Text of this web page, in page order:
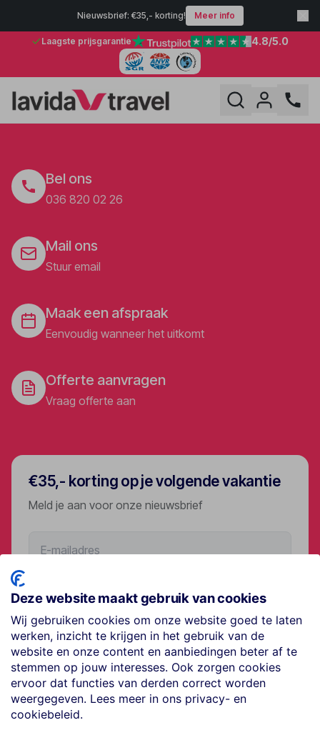
Nieuwsbrief: €35,- korting! Meer info
Laagste prijsgarantie 4.8/5.0
Bel ons
036 820 02 26
Mail ons
Stuur email
Maak een afspraak
Eenvoudig wanneer het uitkomt
Offerte aanvragen
Vraag offerte aan
€35,- korting op je volgende vakantie
Meld je aan voor onze nieuwsbrief
Volg ons op social media
Deze website maakt gebruik van cookies
Wij gebruiken cookies om onze website goed te laten
werken, inzicht te krijgen in het gebruik van de
website en onze content en aanbiedingen beter af te
stemmen op jouw interesses. Ook zorgen cookies
ervoor dat functies van derden correct worden
weergegeven. Lees meer in ons privacy- en
cookiebeleid.